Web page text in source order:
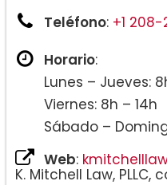
Teléfono: +1
Horario:
Lunes – Jueves:
Viernes: 8h – 14h
Sábado –
Web:
K. Mitchell Law,